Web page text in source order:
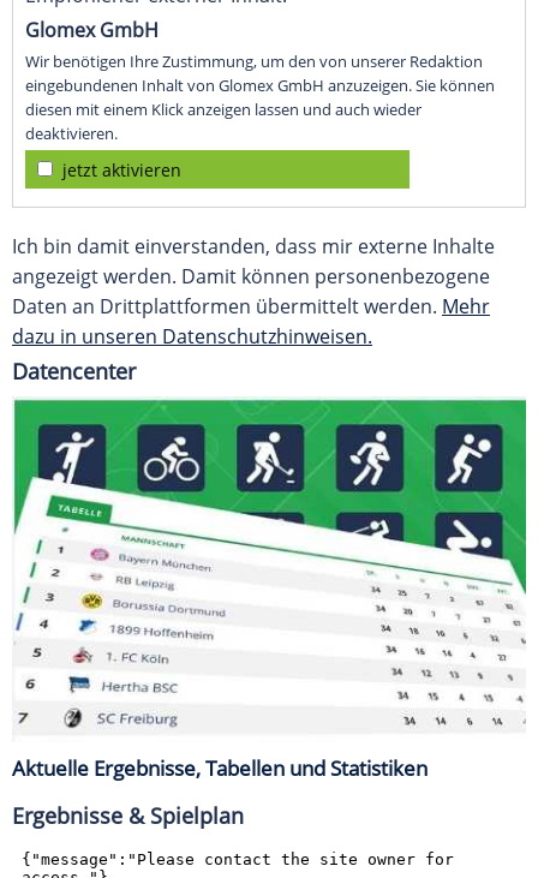
Glomex GmbH
Wir benötigen Ihre Zustimmung, um den von unserer Redaktion
eingebundenen Inhalt von Glomex GmbH anzuzeigen. Sie können
diesen mit einem Klick anzeigen lassen und auch wieder
deaktivieren.
jetzt aktivieren
Ich bin damit einverstanden, dass mir externe Inhalte
angezeigt werden. Damit können personenbezogene
Daten an Drittplattformen übermittelt werden. Mehr
dazu in unseren Datenschutzhinweisen.
Datencenter
Aktuelle Ergebnisse, Tabellen und Statistiken
Ergebnisse & Spielplan